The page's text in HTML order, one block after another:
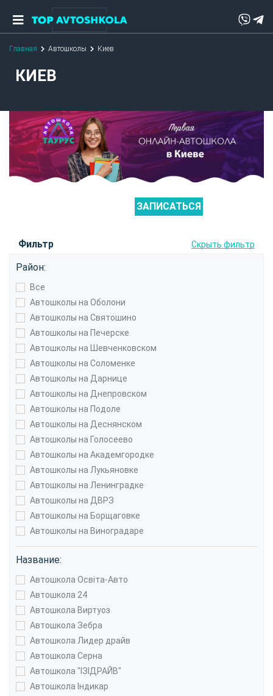
Главная Автошколы Киев
КИЕВ
ЗАПИСАТЬСЯ
Фильтр Скрыть фильтр
Район:
Все
Автошколы на Оболони
Автошколы на Святошино
Автошколы на Печерске
Автошколы на Шевченковском
Автошколы на Соломенке
Автошколы на Дарнице
Автошколы на Днепровском
Автошколы на Подоле
Автошколы на Деснянском
Автошколы на Голосеево
Автошколы на Академгородке
Автошколы на Лукьяновке
Автошколы на Ленинградке
Автошколы на ДВРЗ
Автошколы на Борщаговке
Автошколы на Виноградаре
Название:
Автошкола Освіта-Авто
Автошкола 24
Автошкола Виртуоз
Автошкола Зебра
Автошкола Лидер драйв
Автошкола Серна
Автошкола "ІЗІДРАЙВ"
Автошкола Індикар